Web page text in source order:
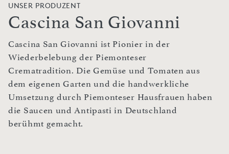
UNSER PRODUZENT
Cascina San Giovanni
Cascina San Giovanni ist Pionier in der
Wiederbelebung der Piemonteser
Crematradition. Die Gemüse und Tomaten aus
dem eigenen Garten und die handwerkliche
Umsetzung durch Piemonteser Hausfrauen haben
die Saucen und Antipasti in Deutschland
berühmt gemacht.